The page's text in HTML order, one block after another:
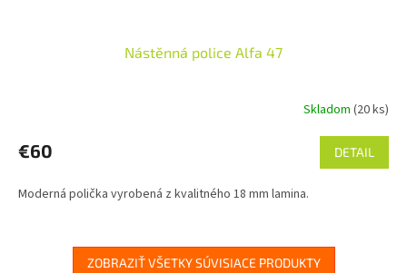
Nástěnná police Alfa 47
Skladom (20 ks)
€60 DETAIL
Moderná polička vyrobená z kvalitného 18 mm lamina.
ZOBRAZIŤ VŠETKY SÚVISIACE PRODUKTY